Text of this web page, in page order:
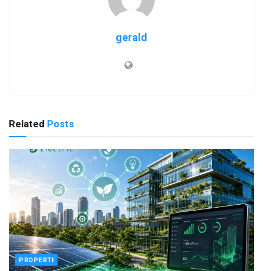
gerald
Related Posts
PROPERTI